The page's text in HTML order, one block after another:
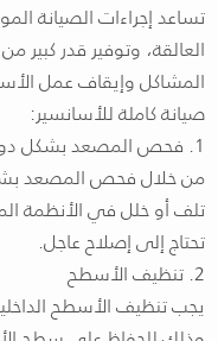
تساعد إجراءات الصيانة
العالقة، وتوفير قدر كبير
المشاكل وإيقاف عمل
صيانة كاملة للأسانسير:
1. فحص المصعد بشكل دوري
من خلال فحص المصعد
تلف أو خلل في الأنظمة
تحتاج إلى إصلاح عاجل.
2. تنظيف الأسطح
يجب تنظيف الأسطح